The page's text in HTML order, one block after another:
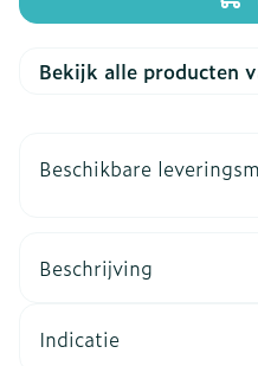
Bekijk alle producten
Beschikbare
Beschrijving
Indicatie